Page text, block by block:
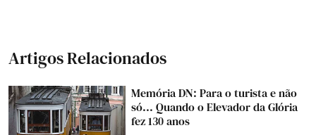
Artigos Relacionados
Memória DN: Para o turista e não
só... Quando o Elevador da Glória
fez 130 anos